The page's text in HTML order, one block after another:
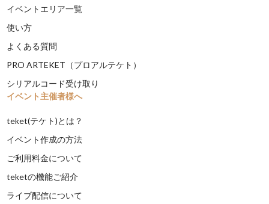
イベントエリア一覧
使い方
よくある質問
PRO ARTEKET（プロアルテケト）
シリアルコード受け取り
イベント主催者様へ
teket(テケト)とは？
イベント作成の方法
ご利用料金について
teketの機能ご紹介
ライブ配信について